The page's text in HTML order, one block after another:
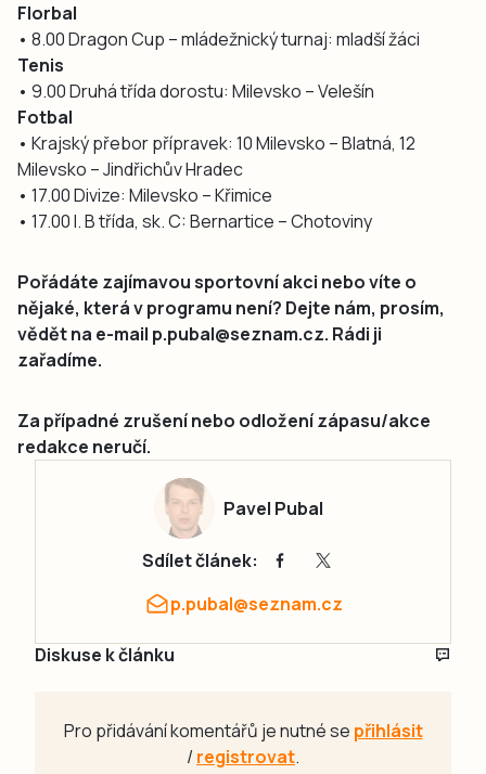
Florbal
• 8.00 Dragon Cup – mládežnický turnaj: mladší žáci
Tenis
• 9.00 Druhá třída dorostu: Milevsko – Velešín
Fotbal
• Krajský přebor přípravek: 10 Milevsko – Blatná, 12
Milevsko – Jindřichův Hradec
• 17.00 Divize: Milevsko – Křimice
• 17.00 I. B třída, sk. C: Bernartice – Chotoviny
Pořádáte zajímavou sportovní akci nebo víte o
nějaké, která v programu není? Dejte nám, prosím,
vědět na e-mail p.pubal@seznam.cz. Rádi ji
zařadíme.
Za případné zrušení nebo odložení zápasu/akce
redakce neručí.
Pavel Pubal
Sdílet článek:
p.pubal@seznam.cz
Diskuse k článku
Pro přidávání komentářů je nutné se přihlásit
/registrovat.